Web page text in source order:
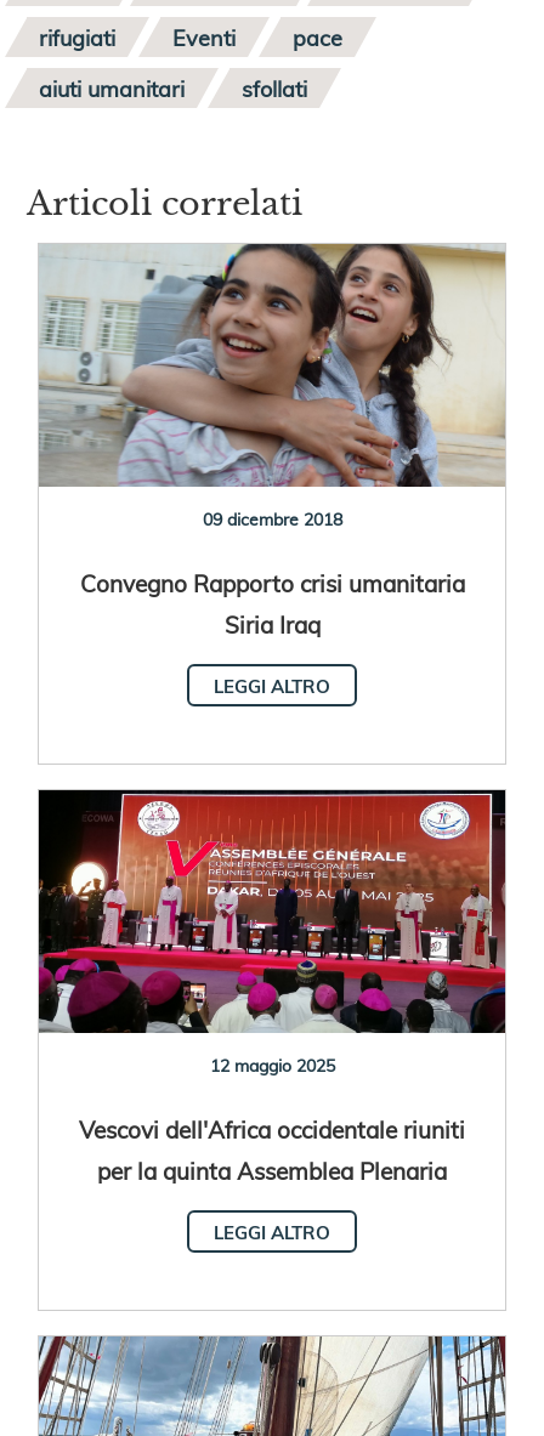
rifugiati
Eventi
pace
aiuti umanitari
sfollati
Articoli correlati
09 dicembre 2018
Convegno Rapporto crisi umanitaria
Siria Iraq
LEGGI ALTRO
12 maggio 2025
Vescovi dell'Africa occidentale riuniti
per la quinta Assemblea Plenaria
LEGGI ALTRO